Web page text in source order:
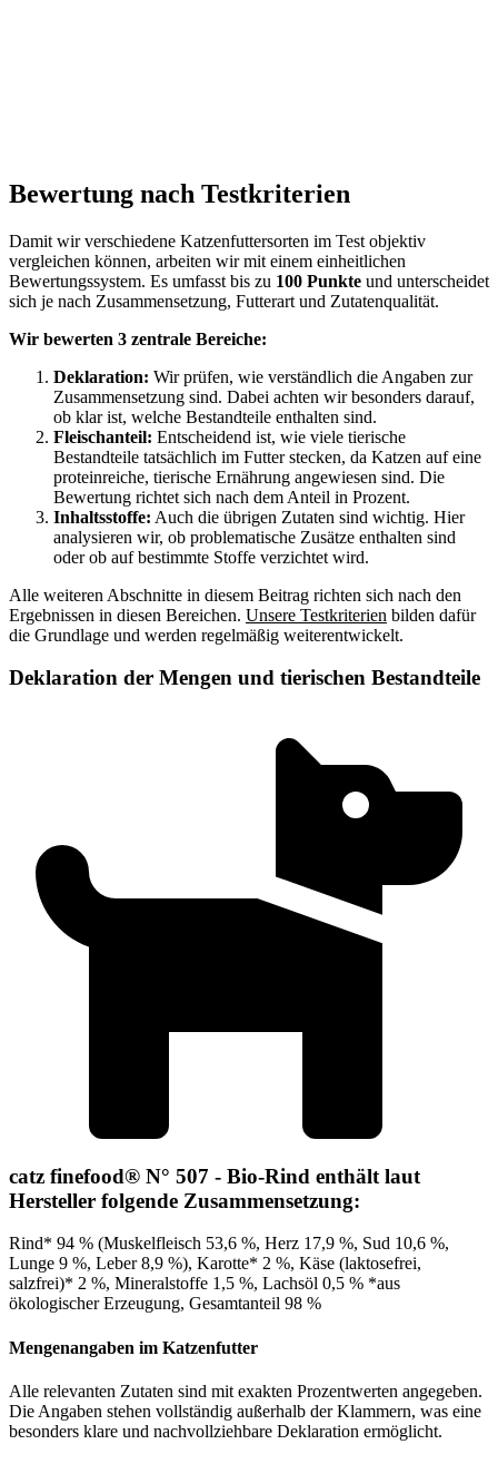
Bewertung nach Testkriterien
Damit wir verschiedene Katzenfuttersorten im Test objektiv
vergleichen können, arbeiten wir mit einem einheitlichen
Bewertungssystem. Es umfasst bis zu 100 Punkte und unterscheidet
sich je nach Zusammensetzung, Futterart und Zutatenqualität.
Wir bewerten 3 zentrale Bereiche:
Deklaration: Wir prüfen, wie verständlich die Angaben zur
Zusammensetzung sind. Dabei achten wir besonders darauf,
ob klar ist, welche Bestandteile enthalten sind.
Fleischanteil: Entscheidend ist, wie viele tierische
Bestandteile tatsächlich im Futter stecken, da Katzen auf eine
proteinreiche, tierische Ernährung angewiesen sind. Die
Bewertung richtet sich nach dem Anteil in Prozent.
Inhaltsstoffe: Auch die übrigen Zutaten sind wichtig. Hier
analysieren wir, ob problematische Zusätze enthalten sind
oder ob auf bestimmte Stoffe verzichtet wird.
Alle weiteren Abschnitte in diesem Beitrag richten sich nach den
Ergebnissen in diesen Bereichen. Unsere Testkriterien bilden dafür
die Grundlage und werden regelmäßig weiterentwickelt.
Deklaration der Mengen und tierischen Bestandteile
catz finefood® N° 507 - Bio-Rind enthält laut
Hersteller folgende Zusammensetzung:
Rind* 94 % (Muskelfleisch 53,6 %, Herz 17,9 %, Sud 10,6 %,
Lunge 9 %, Leber 8,9 %), Karotte* 2 %, Käse (laktosefrei,
salzfrei)* 2 %, Mineralstoffe 1,5 %, Lachsöl 0,5 % *aus
ökologischer Erzeugung, Gesamtanteil 98 %
Mengenangaben im Katzenfutter
Alle relevanten Zutaten sind mit exakten Prozentwerten angegeben.
Die Angaben stehen vollständig außerhalb der Klammern, was eine
besonders klare und nachvollziehbare Deklaration ermöglicht.